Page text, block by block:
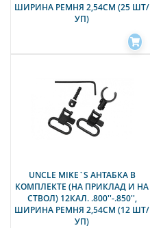
ШИРИНА РЕМНЯ 2,54СМ (25 ШТ/
УП)
UNCLE MIKE`S АНТАБКА В
КОМПЛЕКТЕ (НА ПРИКЛАД И НА
СТВОЛ) 12КАЛ. .800''-.850'',
ШИРИНА РЕМНЯ 2,54СМ (12 ШТ/
УП)